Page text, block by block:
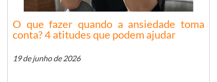
O que fazer quando a ansiedade toma
conta? 4 atitudes que podem ajudar
19 de junho de 2026